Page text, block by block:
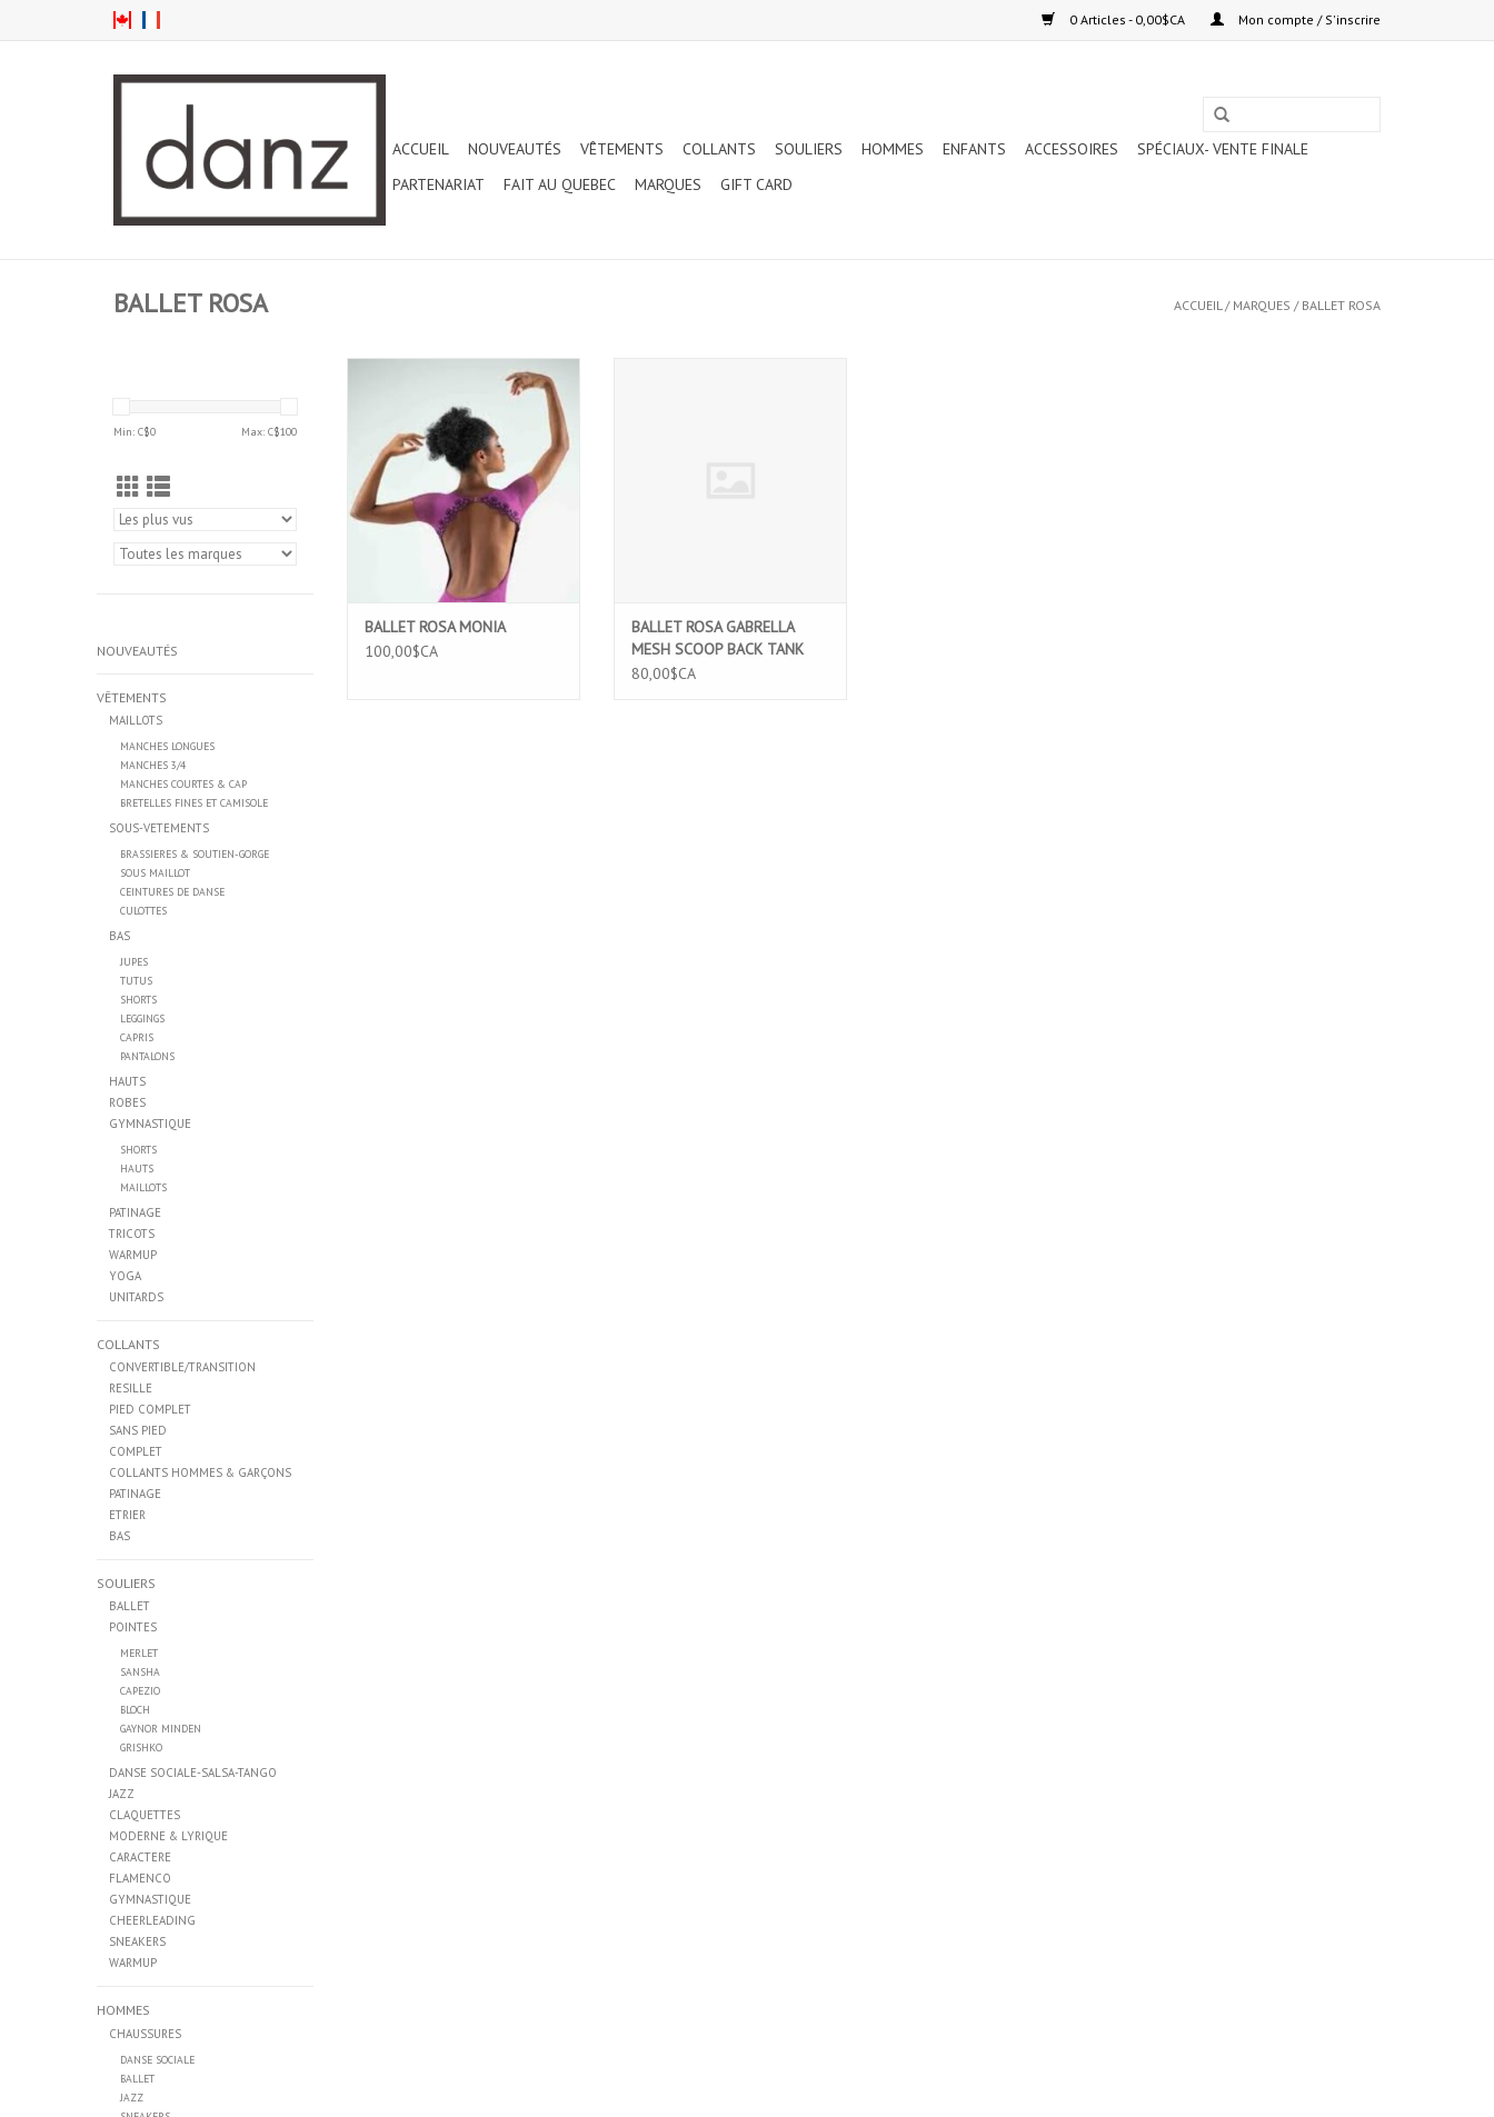
0 Articles - 0,00$CA Mon compte / S'inscrire
ACCUEIL NOUVEAUTÉS VÊTEMENTS COLLANTS SOULIERS HOMMES ENFANTS ACCESSOIRES
SPÉCIAUX- VENTE FINALE
PARTENARIAT
FAIT AU QUEBEC MARQUES GIFT CARD
BALLET ROSA ACCUEIL/ MARQUES / BALLET ROSA
Min: C$0 Max: C$100
NOUVEAUTÉS
VÊTEMENTS
MAILLOTS
MANCHES LONGUES
MANCHES 3/4
MANCHES COURTES & CAP
BRETELLES FINES ET CAMISOLE
SOUS-VETEMENTS
BRASSIERES & SOUTIEN-GORGE
SOUS MAILLOT
CEINTURES DE DANSE
CULOTTES
BAS
JUPES
TUTUS
SHORTS
LEGGINGS
CAPRIS
PANTALONS
HAUTS
ROBES
GYMNASTIQUE
SHORTS
HAUTS
MAILLOTS
PATINAGE
TRICOTS
WARMUP
YOGA
UNITARDS
COLLANTS
CONVERTIBLE/TRANSITION
RESILLE
PIED COMPLET
SANS PIED
COMPLET
COLLANTS HOMMES & GARÇONS
PATINAGE
ETRIER
BAS
SOULIERS
BALLET
POINTES
MERLET
SANSHA
CAPEZIO
BLOCH
GAYNOR MINDEN
GRISHKO
DANSE SOCIALE-SALSA-TANGO
JAZZ
CLAQUETTES
MODERNE & LYRIQUE
CARACTERE
FLAMENCO
GYMNASTIQUE
CHEERLEADING
SNEAKERS
WARMUP
HOMMES
CHAUSSURES
DANSE SOCIALE
BALLET
JAZZ
BALLET ROSA MONIA
AJOUTER AU PANIER
BALLET ROSA MONIA
100,00$CA
BALLET ROSA GABRELLA
MESH SCOOP BACK TANK
LEOTARD
80,00$CA